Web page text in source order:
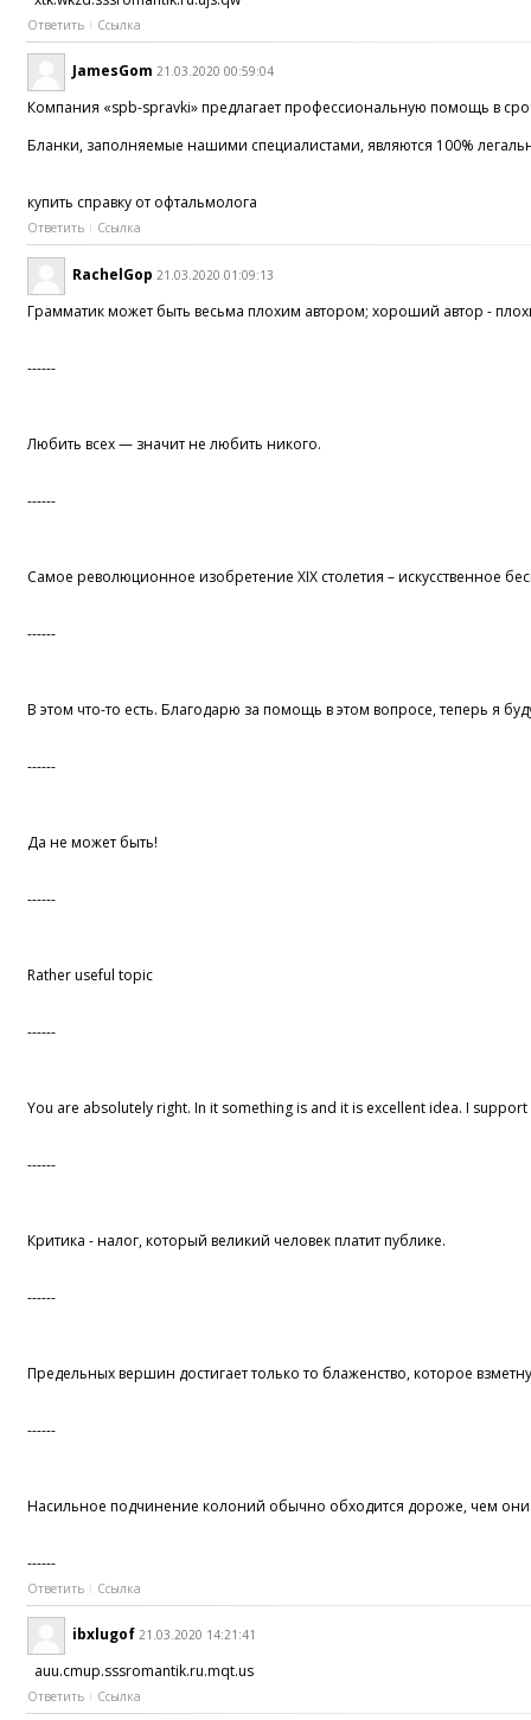
Ответить Ссылка
JamesGom 21.03.2020 00:59:04
Компания «spb-spravki» предлагает профессиональную помощь в
Бланки, заполняемые нашими специалистами, являются 100%
купить справку от офтальмолога
Ответить Ссылка
RachelGop 21.03.2020 01:09:13
Грамматик может быть весьма плохим автором; хороший автор -
------
Любить всех — значит не любить никого.
------
Самое революционное изобретение XIX столетия – искусственное
------
В этом что-то есть. Благодарю за помощь в этом вопросе, теперь я
------
Да не может быть!
------
Rather useful topic
------
You are absolutely right. In it something is and it is excellent idea. I support
------
Критика - налог, который великий человек платит публике.
------
Предельных вершин достигает только то блаженство, которое
------
Насильное подчинение колоний обычно обходится дороже, чем они
------
Ответить Ссылка
ibxlugof 21.03.2020 14:21:41
auu.cmup.sssromantik.ru.mqt.us
Ответить Ссылка